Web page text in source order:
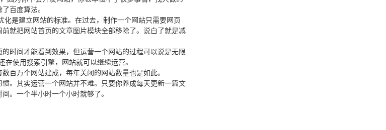
百度算法。
是建立网站的标准。在过去，制作一个网站只需要网页
就把网站首页的文章图片模块全部移除了。说白了就是减
时间才能看到效果，但运营一个网站的过程可以说是无限
使用搜索引擎，网站就可以继续运营。
百万个网站建成，每年关闭的网站数量也是如此。
。其实运营一个网站并不难。只要你养成每天更新一篇文
。一个半小时一个小时就够了。